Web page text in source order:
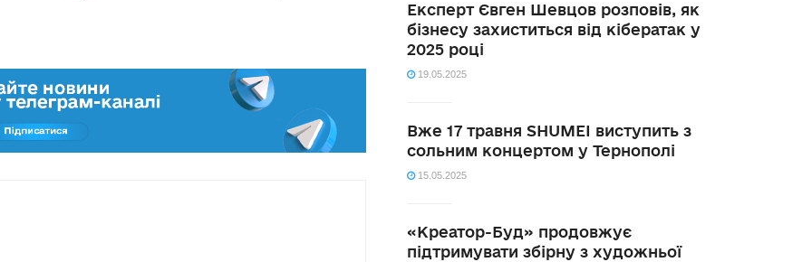
Експерт Євген Шевцов розповів, як
бізнесу захиститься від кібератак у
2025 році
19.05.2025
Вже 17 травня SHUMEI виступить з
сольним концертом у Тернополі
15.05.2025
«Креатор-Буд» продовжує
підтримувати збірну з художньої